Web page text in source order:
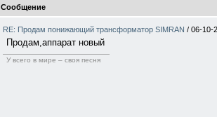
Сообщение
RE: Продам понижающий трансформатор SIMRAN / 06-10-
Продам,аппарат новый
У всего в мире – своя песня